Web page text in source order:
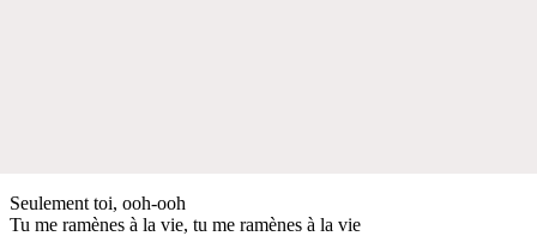
Seulement toi, ooh-ooh
Tu me ramènes à la vie, tu me ramènes à la vie